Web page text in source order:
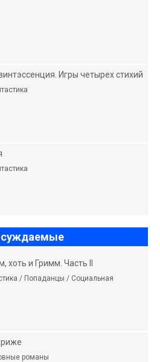
Игры четырех стихий
хоть и Гримм. Часть II
/ Попаданцы / Социальная
романы